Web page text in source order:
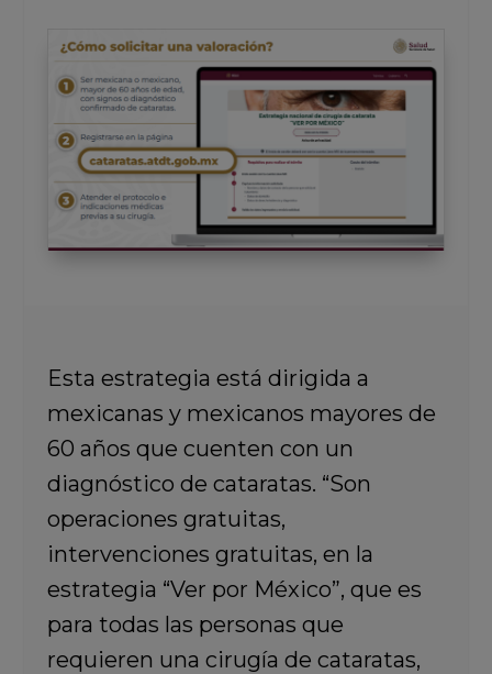
Esta estrategia está dirigida a
mexicanas y mexicanos mayores de
60 años que cuenten con un
diagnóstico de cataratas. “Son
operaciones gratuitas,
intervenciones gratuitas, en la
estrategia “Ver por México”, que es
para todas las personas que
requieren una cirugía de cataratas,